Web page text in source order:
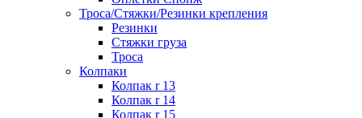
Троса/Стяжки/Резинки крепления
Резинки
Стяжки груза
Троса
Колпаки
Колпак r 13
Колпак r 14
Колпак r 15